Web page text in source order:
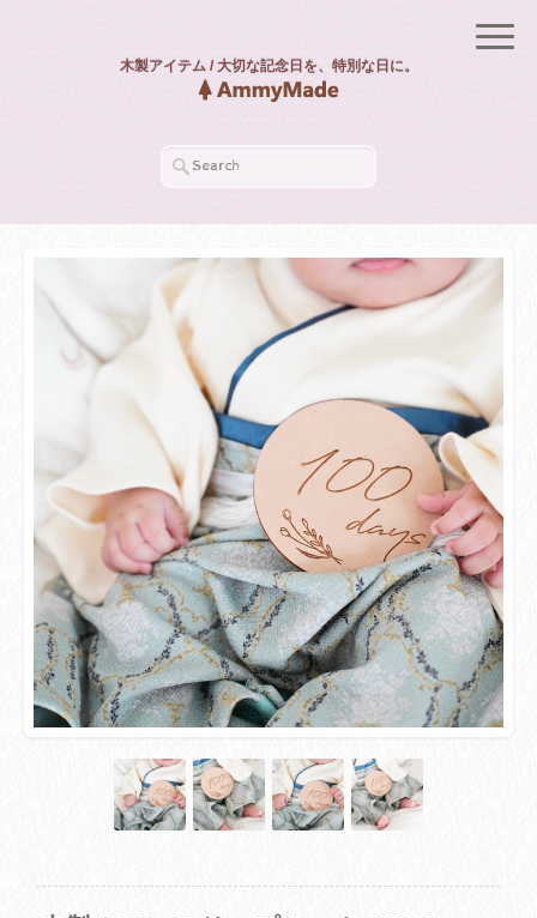
木製アイテム / 大切な記念日を、特別な日に。